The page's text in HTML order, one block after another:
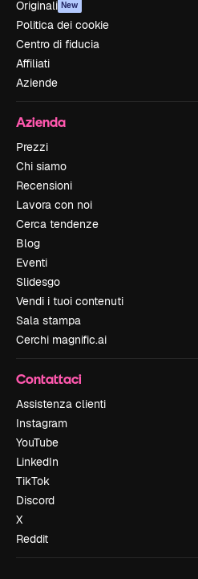
Originali New
Politica dei cookie
Centro di fiducia
Affiliati
Aziende
Azienda
Prezzi
Chi siamo
Recensioni
Lavora con noi
Cerca tendenze
Blog
Eventi
Slidesgo
Vendi i tuoi contenuti
Sala stampa
Cerchi magnific.ai
Contattaci
Assistenza clienti
Instagram
YouTube
LinkedIn
TikTok
Discord
X
Reddit